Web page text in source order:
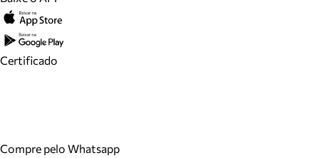
Certificado
Compre pelo Whatsapp